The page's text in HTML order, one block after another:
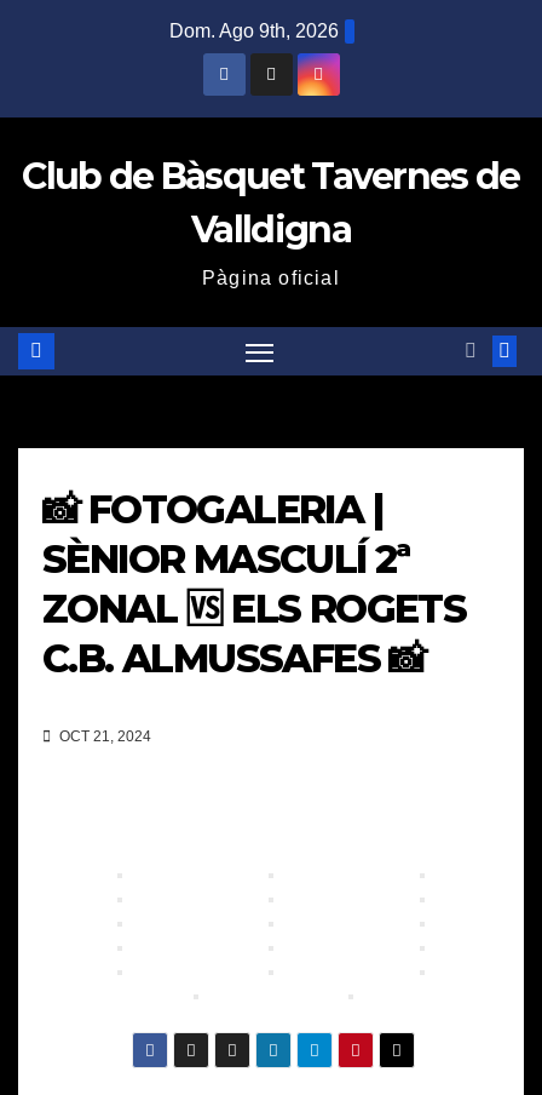
Dom. Ago 9th, 2026
Club de Bàsquet Tavernes de
Valldigna
Pàgina oficial
📸 FOTOGALERIA |
SÈNIOR MASCULÍ 2ª
ZONAL 🆚 ELS ROGETS
C.B. ALMUSSAFES 📸
OCT 21, 2024